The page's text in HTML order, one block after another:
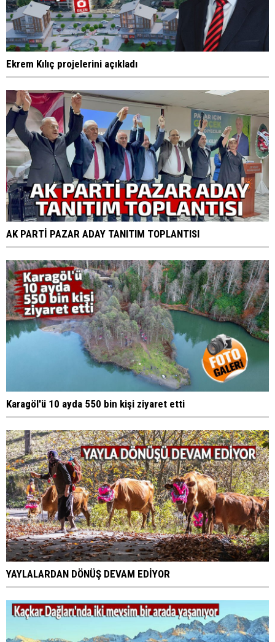
Ekrem Kılıç projelerini açıkladı
AK PARTİ PAZAR ADAY TANITIM TOPLANTISI
Karagöl'ü 10 ayda 550 bin kişi ziyaret etti
YAYLALARDAN DÖNÜŞ DEVAM EDİYOR